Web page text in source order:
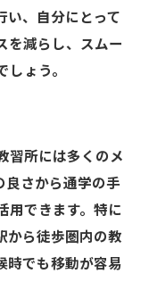
い、自分にとって
を減らし、スムー
ょう。
習所には多くのメ
良さから通学の手
用できます。特に
から徒歩圏内の教
時でも移動が容易